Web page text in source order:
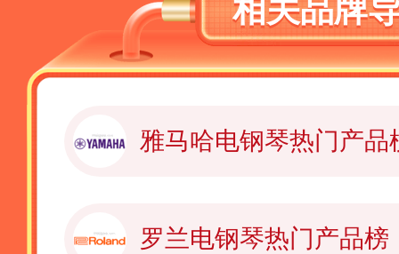
相关品牌
雅马哈电钢琴热门产品
罗兰电钢琴热门产品榜